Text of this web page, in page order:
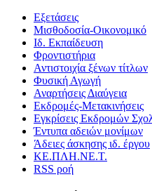
Εξετάσεις
Μισθοδοσία-Οικονομικό
Ιδ. Εκπαίδευση
Φροντιστήρια
Αντιστοιχία ξένων τίτλων
Φυσική Αγωγή
Αναρτήσεις Διαύγεια
Εκδρομές-Μετακινήσεις
Εγκρίσεις Εκδρομών
Έντυπα αδειών μονίμων
Άδειες άσκησης ιδ. έργου
ΚΕ.ΠΛΗ.ΝΕ.Τ.
RSS ροή